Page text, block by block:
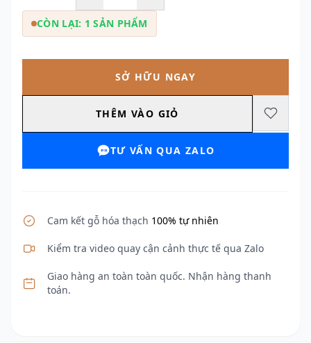
CÒN LẠI: 1 SẢN PHẨM
SỞ HỮU NGAY
THÊM VÀO GIỎ
TƯ VẤN QUA ZALO
Cam kết gỗ hóa thạch 100% tự nhiên
Kiểm tra video quay cận cảnh thực tế qua Zalo
Giao hàng an toàn toàn quốc. Nhận hàng thanh
toán.